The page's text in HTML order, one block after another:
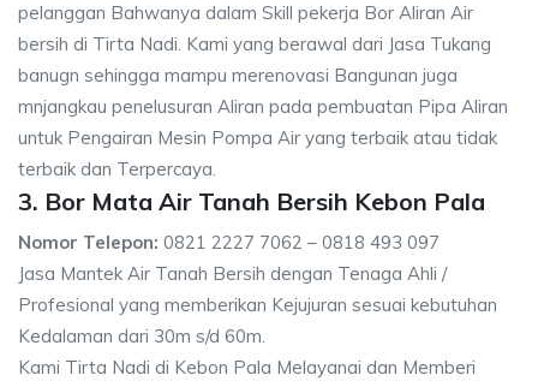
pelanggan Bahwanya dalam Skill pekerja Bor Aliran Air
bersih di Tirta Nadi. Kami yang berawal dari Jasa Tukang
banugn sehingga mampu merenovasi Bangunan juga
mnjangkau penelusuran Aliran pada pembuatan Pipa Aliran
untuk Pengairan Mesin Pompa Air yang terbaik atau tidak
terbaik dan Terpercaya.
3. Bor Mata Air Tanah Bersih Kebon Pala
Nomor Telepon: 0821 2227 7062 – 0818 493 097
Jasa Mantek Air Tanah Bersih dengan Tenaga Ahli /
Profesional yang memberikan Kejujuran sesuai kebutuhan
Kedalaman dari 30m s/d 60m.
Kami Tirta Nadi di Kebon Pala Melayanai dan Memberi